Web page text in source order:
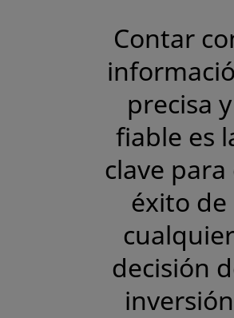
Contar
precisa y
fiable es
clave para
éxito de
cualquier
decisión
inversión